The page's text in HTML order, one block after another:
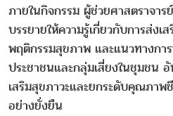
ภายในกิจกรรม ผู้ช่วยศาสตราจา
บรรยายให้ความรู้เกี่ยวกับการส่ง
พฤติกรรมสุขภาพ และแนวทางกา
ประชาชนและกลุ่มเสี่ยงในชุมชน
เสริมสุขภาวะและยกระดับคุณภา
อย่างยั่งยืน